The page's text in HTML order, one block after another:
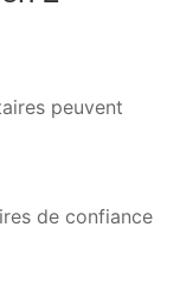
peuvent
de confiance